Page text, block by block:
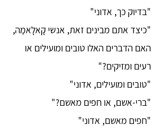
"בדיוק כך, אדוני"
"כיצד אתם מבינים זאת, אנשי קָאלָאמַה,
האם הדברים האלו טובים ומועילים או
רעים ומזיקים?"
"טובים ומועילים, אדוני"
"ברי-אשם, או חפים מאשם?"
"חפים מאשם, אדוני"